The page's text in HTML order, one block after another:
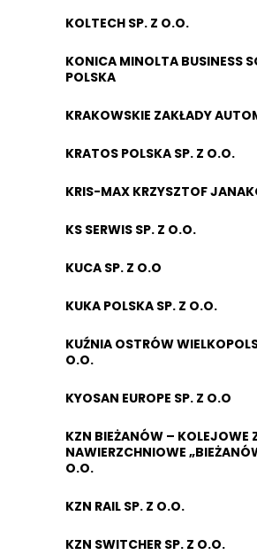
KOLTECH SP. Z O.O.
KONICA MINOLTA BUSINESS
POLSKA
KRAKOWSKIE ZAKŁADY
KRATOS POLSKA SP. Z O.O.
KRIS-MAX KRZYSZTOF
KS SERWIS SP. Z O.O.
KUCA SP. Z O.O
KUKA POLSKA SP. Z O.O.
KUŹNIA OSTRÓW
O.O.
KYOSAN EUROPE SP. Z O.O
KZN BIEŻANÓW – KOLEJOWE
NAWIERZCHNIOWE
O.O.
KZN RAIL SP. Z O.O.
KZN SWITCHER SP. Z O.O.